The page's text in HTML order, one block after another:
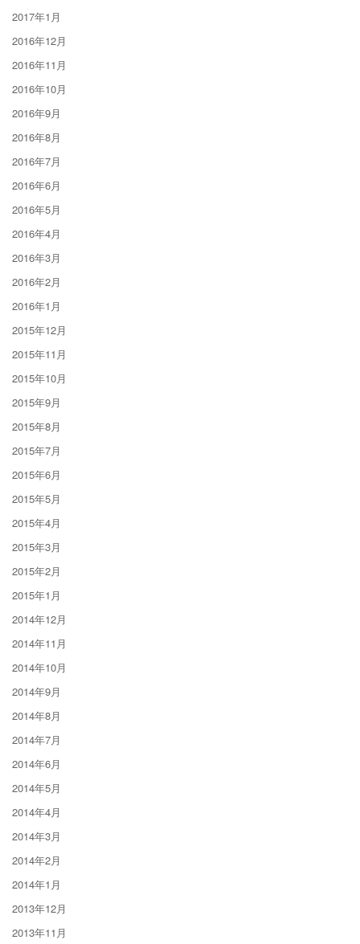
2017年1月
2016年12月
2016年11月
2016年10月
2016年9月
2016年8月
2016年7月
2016年6月
2016年5月
2016年4月
2016年3月
2016年2月
2016年1月
2015年12月
2015年11月
2015年10月
2015年9月
2015年8月
2015年7月
2015年6月
2015年5月
2015年4月
2015年3月
2015年2月
2015年1月
2014年12月
2014年11月
2014年10月
2014年9月
2014年8月
2014年7月
2014年6月
2014年5月
2014年4月
2014年3月
2014年2月
2014年1月
2013年12月
2013年11月